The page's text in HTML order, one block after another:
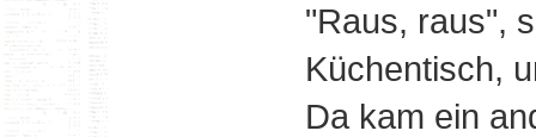
"Raus, raus",
Küchentisch,
Da kam ein